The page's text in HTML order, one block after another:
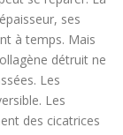
ses
à temps. Mais
détruit ne
Les
Les
des cicatrices